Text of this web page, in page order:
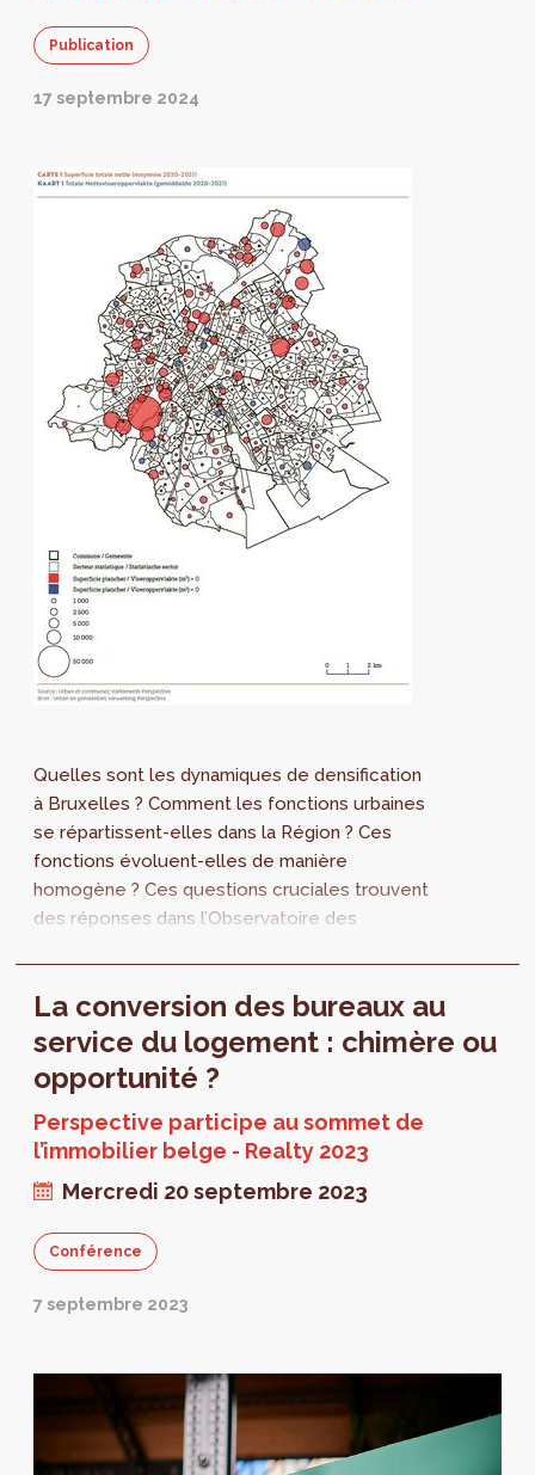
Publication
17 septembre 2024
Quelles sont les dynamiques de densification
à Bruxelles ? Comment les fonctions urbaines
se répartissent-elles dans la Région ? Ces
fonctions évoluent-elles de manière
homogène ? Ces questions cruciales trouvent
des réponses dans l’Observatoire des
La conversion des bureaux au
service du logement : chimère ou
opportunité ?
Perspective participe au sommet de
l’immobilier belge - Realty 2023
Mercredi 20 septembre 2023
Conférence
7 septembre 2023